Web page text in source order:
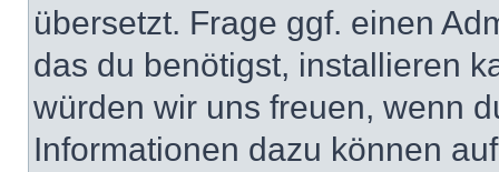
übersetzt. Frage ggf. einen
das du benötigst, installieren
würden wir uns freuen, wenn
Informationen dazu können